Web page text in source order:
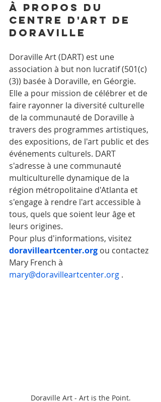
À propos du
centre d'art de
Doraville
Doraville Art (DART) est une
association à but non lucratif (501(c)
(3)) basée à Doraville, en Géorgie.
Elle a pour mission de célébrer et de
faire rayonner la diversité culturelle
de la communauté de Doraville à
travers des programmes artistiques,
des expositions, de l'art public et des
événements culturels. DART
s'adresse à une communauté
multiculturelle dynamique de la
région métropolitaine d'Atlanta et
s'engage à rendre l'art accessible à
tous, quels que soient leur âge et
leurs origines.
Pour plus d'informations, visitez
doravilleartcenter.org ou contactez
Mary French à
mary@doravilleartcenter.org .
Doraville Art - Art is the Point.